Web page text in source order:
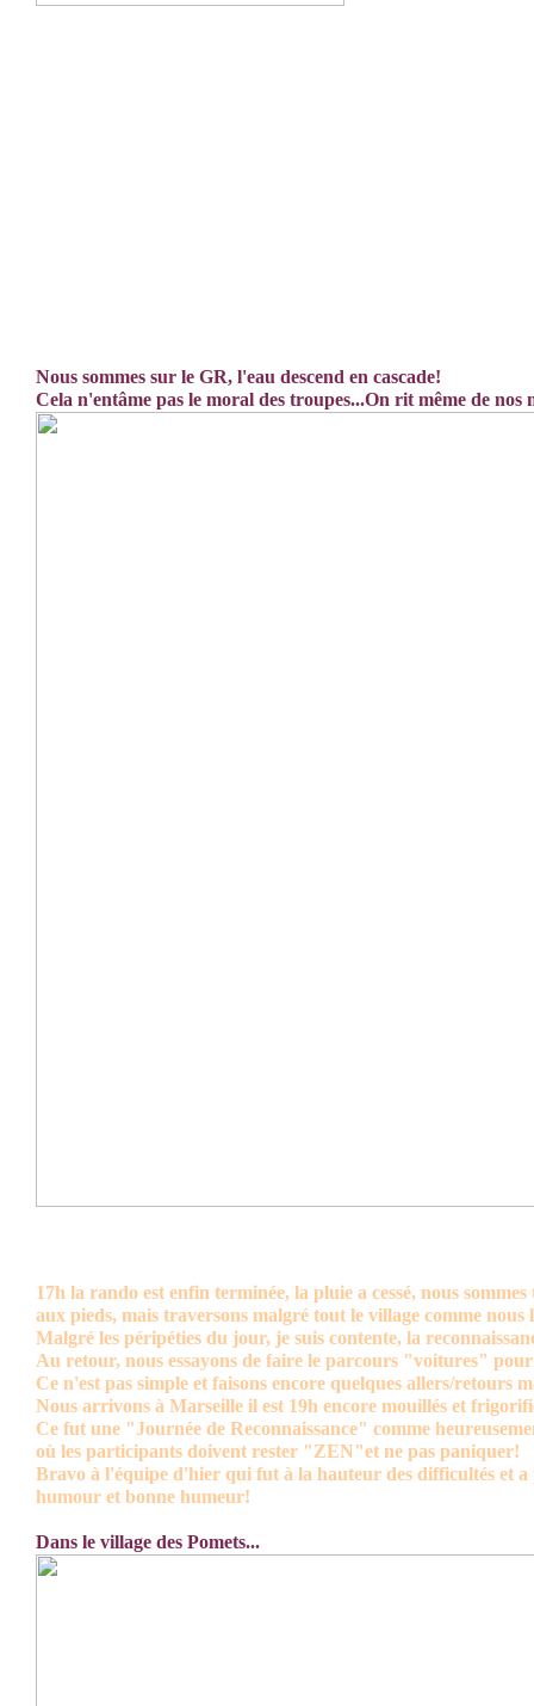
Nous sommes sur le GR, l'eau descend en cascade!
Cela n'entâme pas le moral des troupes...On rit même de nos
17h la rando est enfin terminée, la pluie a cessé, nous sommes
aux pieds, mais traversons malgré tout le village comme
Malgré les péripéties du jour, je suis contente, la
Au retour, nous essayons de faire le parcours "voitures"
Ce n'est pas simple et faisons encore quelques allers/retours
Nous arrivons à Marseille il est 19h encore mouillés et
Ce fut une "Journée de Reconnaissance" comme
où les participants doivent rester "ZEN"et ne pas paniquer!
Bravo à l'équipe d'hier qui fut à la hauteur des difficultés et a
humour et bonne humeur!
Dans le village des Pomets...